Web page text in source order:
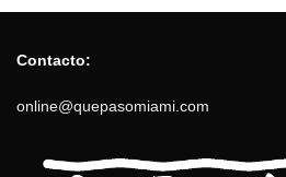
Contacto:
online@quepasomiami.com